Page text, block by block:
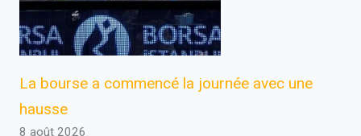
La bourse a commencé la journée avec une
hausse
8 août 2026